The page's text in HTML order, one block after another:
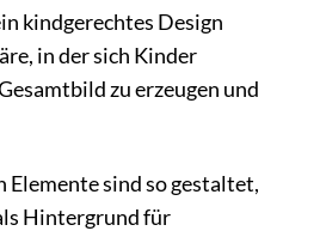
kindgerechtes Design
in der sich Kinder
zu erzeugen und
Elemente sind so gestaltet,
Hintergrund für